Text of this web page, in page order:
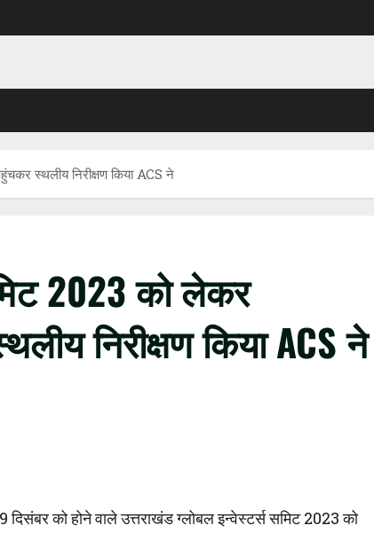
स्थलीय निरीक्षण किया ACS ने
2023 को लेकर
निरीक्षण किया ACS ने
को होने वाले उत्तराखंड ग्लोबल इन्वेस्टर्स समिट 2023 को